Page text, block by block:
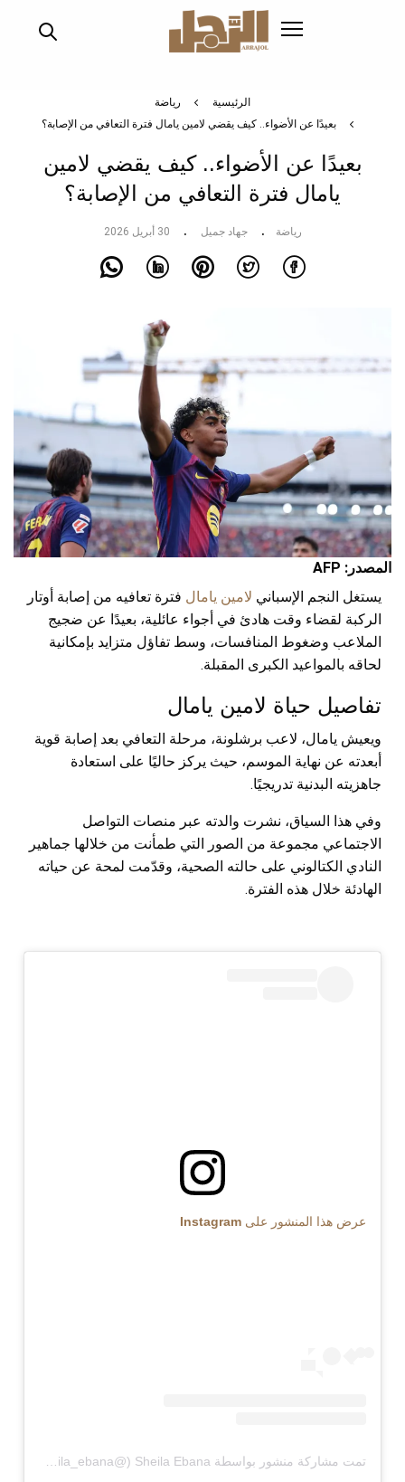
الرئيسية
رياضة
بعيدًا عن الأضواء.. كيف يقضي لامين يامال فترة التعافي من الإصابة؟
بعيدًا عن الأضواء.. كيف يقضي لامين
يامال فترة التعافي من الإصابة؟
رياضة جهاد جميل 30 أبريل 2026
المصدر: AFP
يستغل النجم الإسباني لامين يامال فترة تعافيه من إصابة أوتار
الركبة لقضاء وقت هادئ في أجواء عائلية، بعيدًا عن ضجيج
الملاعب وضغوط المنافسات، وسط تفاؤل متزايد بإمكانية
لحاقه بالمواعيد الكبرى المقبلة.
تفاصيل حياة لامين يامال
ويعيش يامال، لاعب برشلونة، مرحلة التعافي بعد إصابة قوية
أبعدته عن نهاية الموسم، حيث يركز حاليًا على استعادة
جاهزيته البدنية تدريجيًا.
وفي هذا السياق، نشرت والدته عبر منصات التواصل
الاجتماعي مجموعة من الصور التي طمأنت من خلالها جماهير
النادي الكتالوني على حالته الصحية، وقدّمت لمحة عن حياته
الهادئة خلال هذه الفترة.
عرض هذا المنشور على Instagram
تمت مشاركة منشور بواسطة ‏‎Sheila Ebana‎‏ (@‏‎sheila_ebana‎‏)